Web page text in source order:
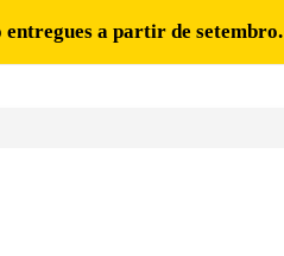
a partir de setembro.